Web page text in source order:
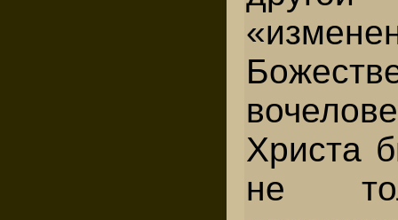
Христа
не